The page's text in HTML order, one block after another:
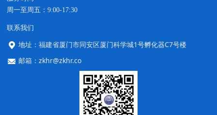
周一至周五：9:00-17:30
联系我们
地址：福建省厦门市同安区厦门科学城1号孵化器C7号楼
邮箱：zkhr@zkhr.co